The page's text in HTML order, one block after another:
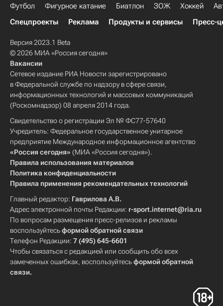
Футбол Фигурное катание Биатлон ЗОЖ Хоккей
Спецпроекты
Реклама Продукты и сервисы Пресс-
Версия 2023.1 Beta
© 2026 МИА «Россия сегодня»
Вакансии
Сетевое издание РИА Новости зарегистрировано
в Федеральной службе по надзору в сфере связи,
информационных технологий и массовых коммуникаций
(Роскомнадзор) 08 апреля 2014 года.
Свидетельство о регистрации Эл № ФС77-57640
Учредитель: Федеральное государственное унитарное
предприятие Международное информационное агентство
«Россия сегодня» (МИА «Россия сегодня»).
Правила использования материалов
Политика конфиденциальности
Правила применения рекомендательных технологий
Главный редактор: Гаврилова А.В.
Адрес электронной почты Редакции: r-sport.internet@ria.ru
По вопросам размещения пресс-релизов и рекламы
воспользуйтесьформой обратной связи
Телефон Редакции: 7 (495) 645-6601
Чтобы связаться с редакцией или сообщить обо всех
замеченных ошибках, воспользуйтесьформой обратной
связи.